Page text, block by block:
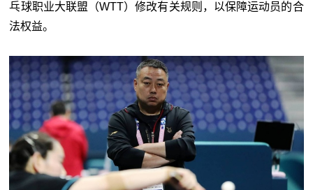
乓球职业大联盟（WTT）修改有关规则，以保障运动员的合
法权益。